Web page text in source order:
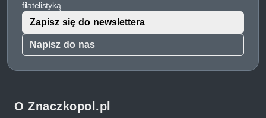
filatelistyką.
Napisz do nas
Zapisz się do newslettera
O Znaczkopol.pl